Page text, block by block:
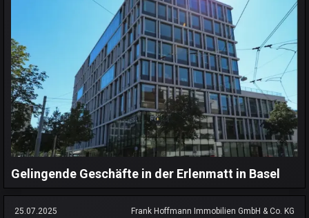
Gelingende Geschäfte in der Erlenmatt in Basel
25.07.2025 Frank Hoffmann Immobilien GmbH & Co. KG